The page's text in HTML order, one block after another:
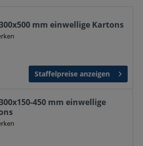
mm einwellige Kartons
Staffelpreise anzeigen
450 mm einwellige